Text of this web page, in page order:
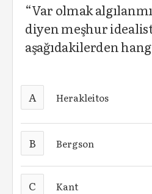
“Var olmak
diyen meşhur
aşağıdakilerden
A Herakleitos
B Bergson
C Kant